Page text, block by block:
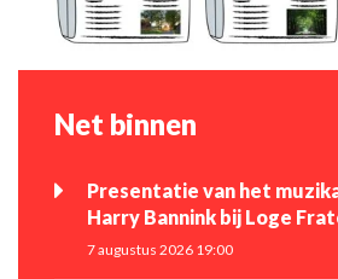
Net binnen
Presentatie van het
Harry Bannink bij Loge
7 augustus 2026 19:00